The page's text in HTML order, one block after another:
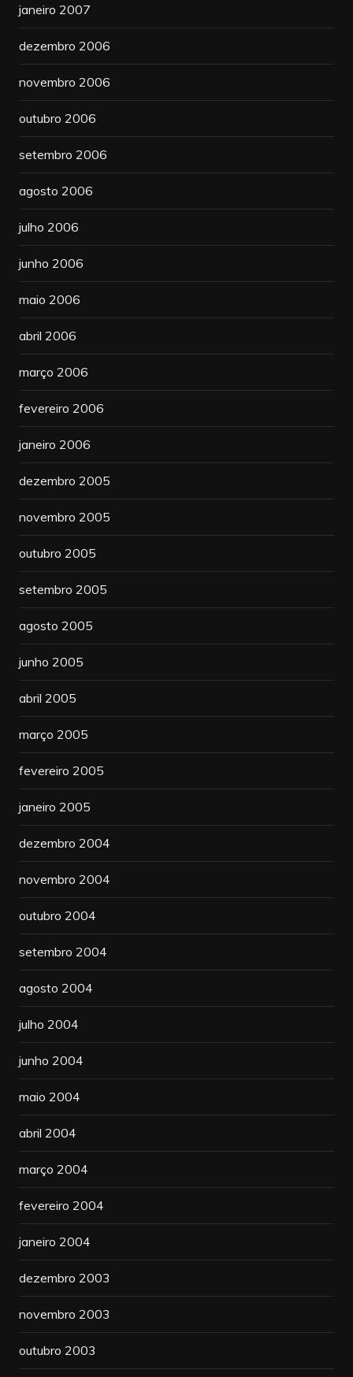
janeiro 2007
dezembro 2006
novembro 2006
outubro 2006
setembro 2006
agosto 2006
julho 2006
junho 2006
maio 2006
abril 2006
março 2006
fevereiro 2006
janeiro 2006
dezembro 2005
novembro 2005
outubro 2005
setembro 2005
agosto 2005
junho 2005
abril 2005
março 2005
fevereiro 2005
janeiro 2005
dezembro 2004
novembro 2004
outubro 2004
setembro 2004
agosto 2004
julho 2004
junho 2004
maio 2004
abril 2004
março 2004
fevereiro 2004
janeiro 2004
dezembro 2003
novembro 2003
outubro 2003